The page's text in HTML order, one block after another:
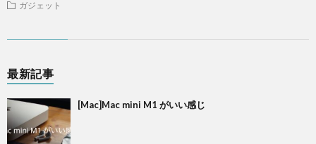
ガジェット
最新記事
[Mac]Mac mini M1 がいい感じ